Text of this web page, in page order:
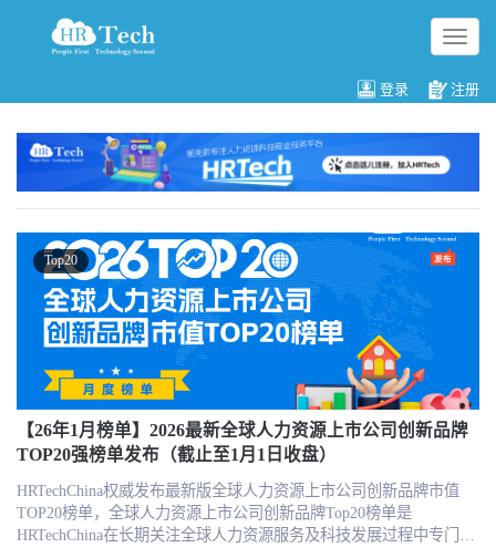
切
换
航
登录 注册
Top20
【26年1月榜单】2026最新全球人力资源上市公司创新品牌
TOP20强榜单发布（截止至1月1日收盘）
HRTechChina权威发布最新版全球人力资源上市公司创新品牌市值
TOP20榜单，全球人力资源上市公司创新品牌Top20榜单是
HRTechChina在长期关注全球人力资源服务及科技发展过程中专门打